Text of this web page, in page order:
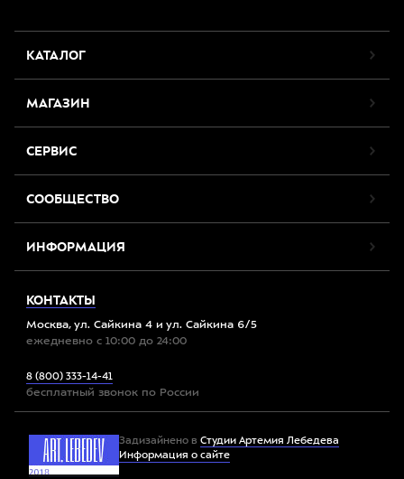
КАТАЛОГ
МАГАЗИН
СЕРВИС
СООБЩЕСТВО
ИНФОРМАЦИЯ
КОНТАКТЫ
Москва, ул. Сайкина 4 и ул. Сайкина 6/5
ежедневно с 10:00 до 24:00
8 (800) 333-14-41
бесплатный звонок по России
Задизайнено в Студии Артемия Лебедева
Информация о сайте